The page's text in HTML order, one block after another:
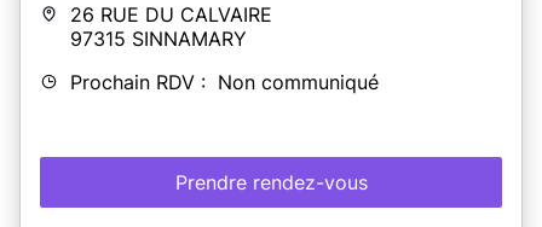
26 RUE DU CALVAIRE
97315 SINNAMARY
Prochain RDV : Non communiqué
Prendre rendez-vous